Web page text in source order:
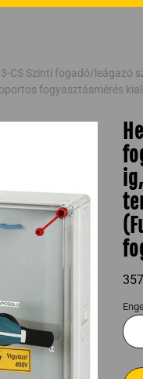
CS Szinti fogadó/leágazó
fogyasztásmérés